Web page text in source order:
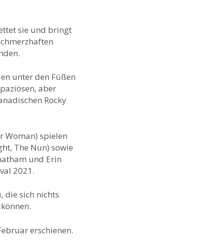
sie und bringt
unter den Füßen
aber
Rocky
Woman) spielen
The Nun) sowie
und Erin
2021.
die sich nichts
erschienen.